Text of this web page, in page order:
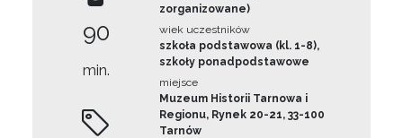
90
min.
zorganizowane)
wiek uczestników
szkoła podstawowa (kl. 1-8),
szkoły ponadpodstawowe
miejsce
Muzeum Historii Tarnowa i
Regionu, Rynek 20-21, 33-100
Tarnów